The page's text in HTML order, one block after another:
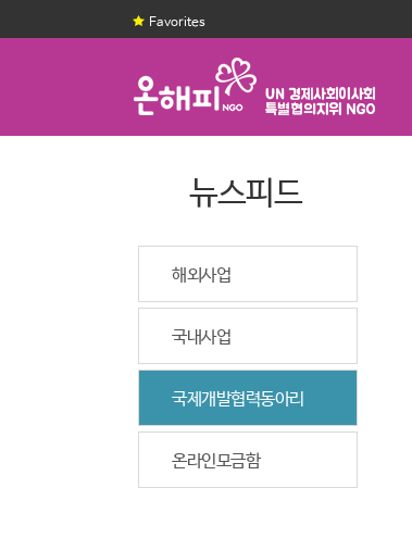
Favorites
뉴스피드
해외사업
국내사업
국제개발협력동아리
온라인모금함